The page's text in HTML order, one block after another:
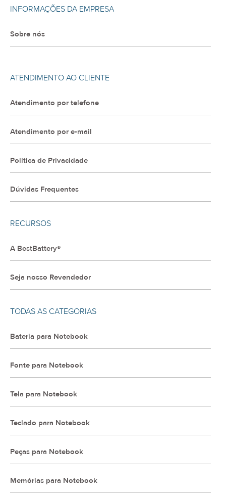
INFORMAÇÕES DA EMPRESA
Sobre nós
ATENDIMENTO AO CLIENTE
Atendimento por telefone
Atendimento por e-mail
Política de Privacidade
Dúvidas Frequentes
RECURSOS
A BestBattery®
Seja nosso Revendedor
TODAS AS CATEGORIAS
Bateria para Notebook
Fonte para Notebook
Tela para Notebook
Teclado para Notebook
Peças para Notebook
Memórias para Notebook